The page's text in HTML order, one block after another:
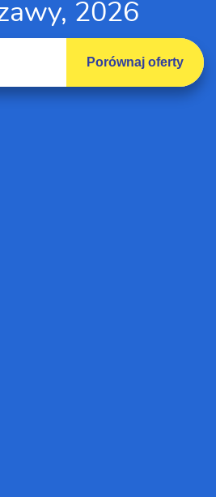
2026
Porównaj oferty